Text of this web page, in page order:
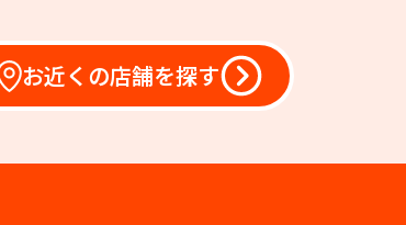
お近くの店舗を探す